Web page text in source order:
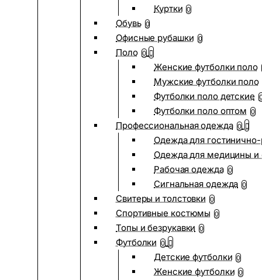
Куртки 0
Обувь 0
Офисные рубашки 0
Поло 0
Женские футболки поло
Мужские футболки поло
Футболки поло детские
Футболки поло оптом 0
Профессиональная одежда 0
Одежда для
Одежда для медицины и
Рабочая одежда 0
Сигнальная одежда 0
Свитеры и толстовки 0
Спортивные костюмы 0
Топы и безрукавки 0
Футболки 0
Детские футболки 0
Женские футболки 0